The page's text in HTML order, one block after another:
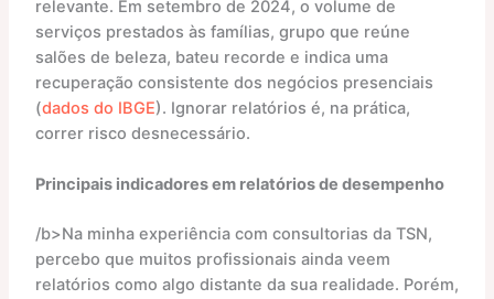
relevante. Em setembro de 2024, o volume de
serviços prestados às famílias, grupo que reúne
salões de beleza, bateu recorde e indica uma
recuperação consistente dos negócios presenciais
(dados do IBGE). Ignorar relatórios é, na prática,
correr risco desnecessário.
Principais indicadores em relatórios de desempenho
/b>Na minha experiência com consultorias da TSN,
percebo que muitos profissionais ainda veem
relatórios como algo distante da sua realidade. Porém,